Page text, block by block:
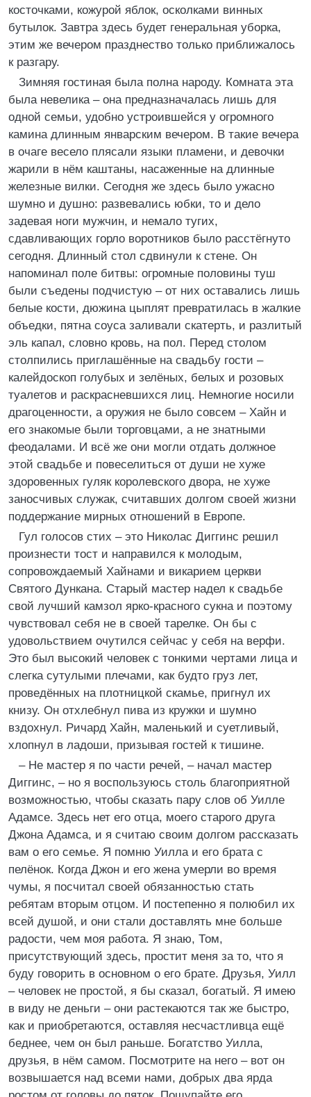
косточками, кожурой яблок, осколками винных
бутылок. Завтра здесь будет генеральная уборка,
этим же вечером празднество только приближалось
к разгару.
Зимняя гостиная была полна народу. Комната эта
была невелика – она предназначалась лишь для
одной семьи, удобно устроившейся у огромного
камина длинным январским вечером. В такие вечера
в очаге весело плясали языки пламени, и девочки
жарили в нём каштаны, насаженные на длинные
железные вилки. Сегодня же здесь было ужасно
шумно и душно: развевались юбки, то и дело
задевая ноги мужчин, и немало тугих,
сдавливающих горло воротников было расстёгнуто
сегодня. Длинный стол сдвинули к стене. Он
напоминал поле битвы: огромные половины туш
были съедены подчистую – от них оставались лишь
белые кости, дюжина цыплят превратилась в жалкие
объедки, пятна соуса заливали скатерть, и разлитый
эль капал, словно кровь, на пол. Перед столом
столпились приглашённые на свадьбу гости –
калейдоскоп голубых и зелёных, белых и розовых
туалетов и раскрасневшихся лиц. Немногие носили
драгоценности, а оружия не было совсем – Хайн и
его знакомые были торговцами, а не знатными
феодалами. И всё же они могли отдать должное
этой свадьбе и повеселиться от души не хуже
здоровенных гуляк королевского двора, не хуже
заносчивых служак, считавших долгом своей жизни
поддержание мирных отношений в Европе.
Гул голосов стих – это Николас Диггинс решил
произнести тост и направился к молодым,
сопровождаемый Хайнами и викарием церкви
Святого Дункана. Старый мастер надел к свадьбе
свой лучший камзол ярко-красного сукна и поэтому
чувствовал себя не в своей тарелке. Он бы с
удовольствием очутился сейчас у себя на верфи.
Это был высокий человек с тонкими чертами лица и
слегка сутулыми плечами, как будто груз лет,
проведённых на плотницкой скамье, пригнул их
книзу. Он отхлебнул пива из кружки и шумно
вздохнул. Ричард Хайн, маленький и суетливый,
хлопнул в ладоши, призывая гостей к тишине.
– Не мастер я по части речей, – начал мастер
Диггинс, – но я воспользуюсь столь благоприятной
возможностью, чтобы сказать пару слов об Уилле
Адамсе. Здесь нет его отца, моего старого друга
Джона Адамса, и я считаю своим долгом рассказать
вам о его семье. Я помню Уилла и его брата с
пелёнок. Когда Джон и его жена умерли во время
чумы, я посчитал своей обязанностью стать
ребятам вторым отцом. И постепенно я полюбил их
всей душой, и они стали доставлять мне больше
радости, чем моя работа. Я знаю, Том,
присутствующий здесь, простит меня за то, что я
буду говорить в основном о его брате. Друзья, Уилл
– человек не простой, я бы сказал, богатый. Я имею
в виду не деньги – они растекаются так же быстро,
как и приобретаются, оставляя несчастливца ещё
беднее, чем он был раньше. Богатство Уилла,
друзья, в нём самом. Посмотрите на него – вот он
возвышается над всеми нами, добрых два ярда